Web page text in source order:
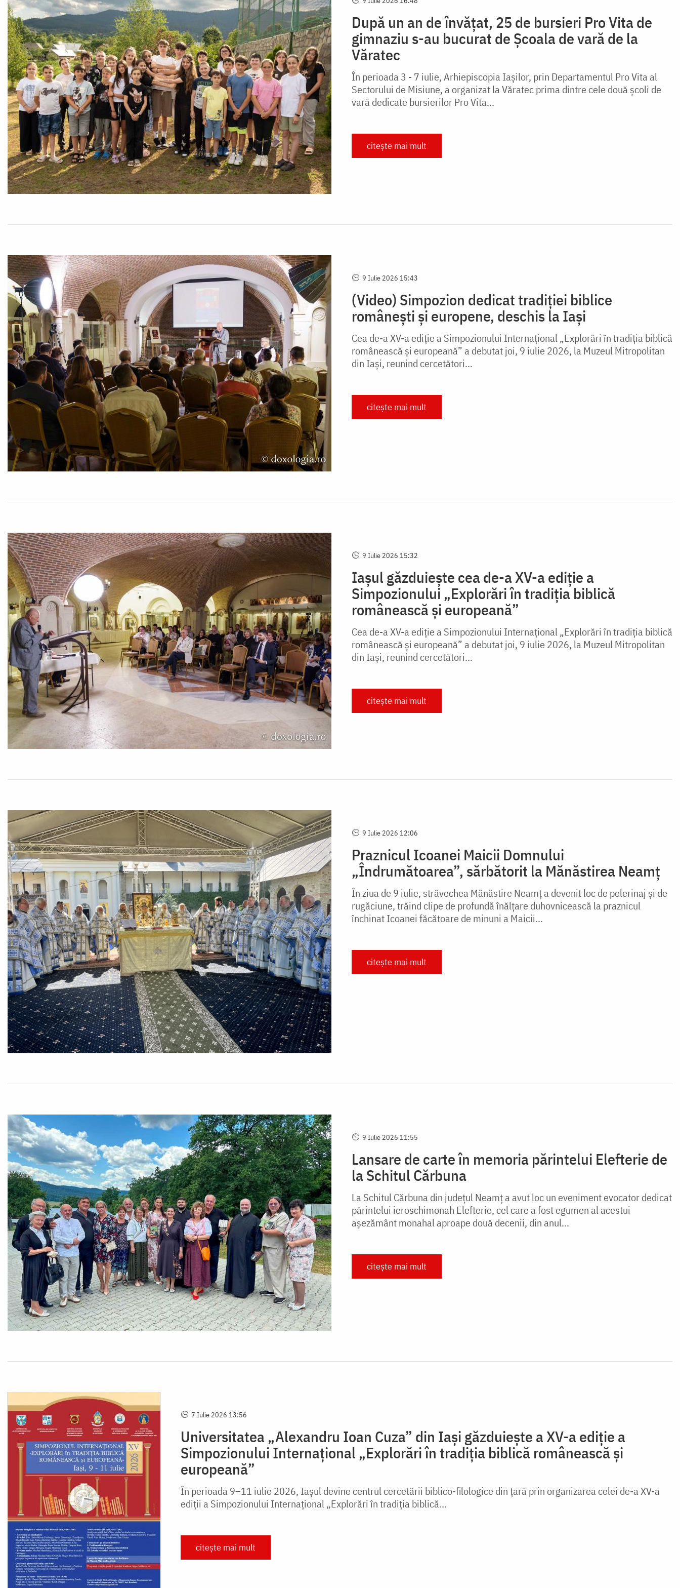
După un an de învățat, 25 de bursieri Pro Vita de
gimnaziu s-au bucurat de Școala de vară de la
Văratec
În perioada 3 - 7 iulie, Arhiepiscopia Iașilor, prin Departamentul Pro Vita al
Sectorului de Misiune, a organizat la Văratec prima dintre cele două școli de
vară dedicate bursierilor Pro Vita...
citește mai mult
9 Iulie 2026 15:43
(Video) Simpozion dedicat tradiției biblice
românești și europene, deschis la Iași
Cea de-a XV-a ediție a Simpozionului Internațional „Explorări în tradiția biblică
românească și europeană” a debutat joi, 9 iulie 2026, la Muzeul Mitropolitan
din Iași, reunind cercetători...
citește mai mult
9 Iulie 2026 15:32
Iașul găzduiește cea de-a XV-a ediție a
Simpozionului „Explorări în tradiția biblică
românească și europeană”
Cea de-a XV-a ediție a Simpozionului Internațional „Explorări în tradiția biblică
românească și europeană” a debutat joi, 9 iulie 2026, la Muzeul Mitropolitan
din Iași, reunind cercetători...
citește mai mult
9 Iulie 2026 12:06
Praznicul Icoanei Maicii Domnului
„Îndrumătoarea”, sărbătorit la Mănăstirea Neamț
În ziua de 9 iulie, străvechea Mănăstire Neamț a devenit loc de pelerinaj și de
rugăciune, trăind clipe de profundă înălțare duhovnicească la praznicul
închinat Icoanei făcătoare de minuni a Maicii...
citește mai mult
9 Iulie 2026 11:55
Lansare de carte în memoria părintelui Elefterie de
la Schitul Cărbuna
La Schitul Cărbuna din județul Neamț a avut loc un eveniment evocator dedicat
părintelui ieroschimonah Elefterie, cel care a fost egumen al acestui
așezământ monahal aproape două decenii, din anul...
citește mai mult
7 Iulie 2026 13:56
Universitatea „Alexandru Ioan Cuza” din Iași găzduiește a XV-a ediție a
Simpozionului Internațional „Explorări în tradiția biblică românească și
europeană”
În perioada 9–11 iulie 2026, Iașul devine centrul cercetării biblico-filologice din țară prin organizarea celei de-a XV-a
ediții a Simpozionului Internațional „Explorări în tradiția biblică...
citește mai mult